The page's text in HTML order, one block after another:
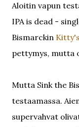
Aloitin vapun
IPA is dead -
Bismarckin
pettymys, mutta
Mutta Sink the
testaamassa.
supervahvat